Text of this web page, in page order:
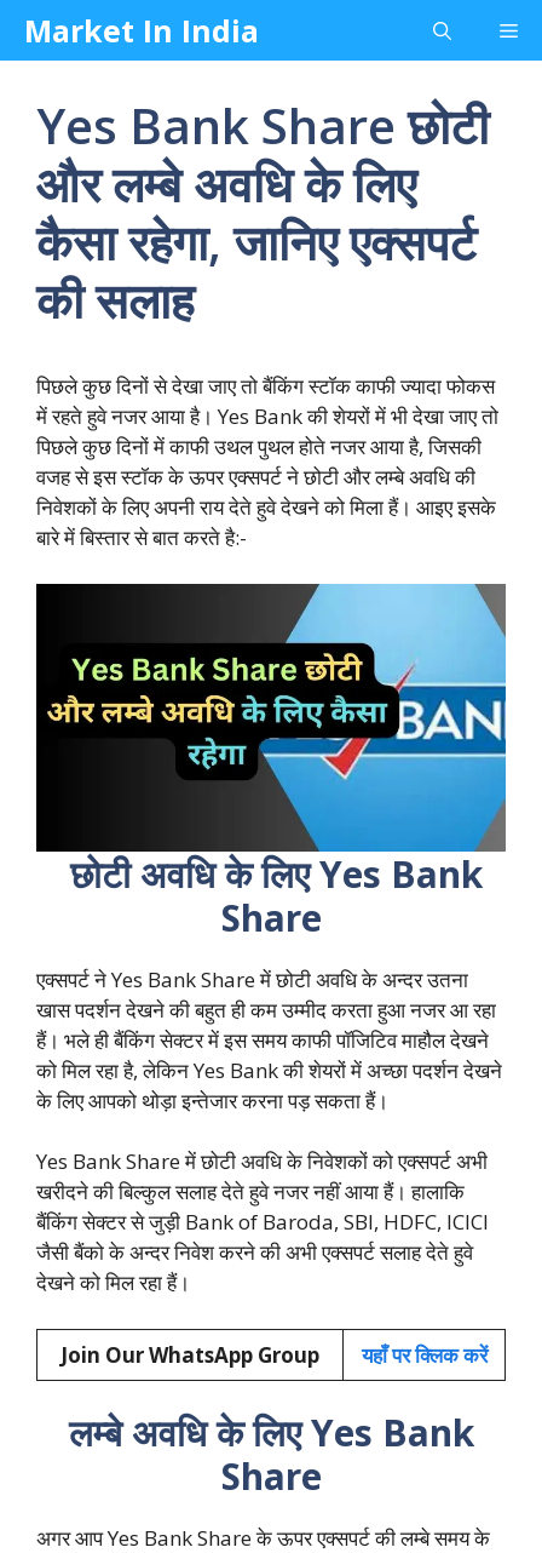
SkipMarket In India
Yes Bank Share छोटी
और लम्बे अवधि के लिए
कैसा रहेगा, जानिए एक्सपर्ट
की सलाह
पिछले कुछ दिनों से देखा जाए तो बैंकिंग स्टॉक काफी ज्यादा फोकस
में रहते हुवे नजर आया है। Yes Bank की शेयरों में भी देखा जाए तो
पिछले कुछ दिनों में काफी उथल पुथल होते नजर आया है, जिसकी
वजह से इस स्टॉक के ऊपर एक्सपर्ट ने छोटी और लम्बे अवधि की
निवेशकों के लिए अपनी राय देते हुवे देखने को मिला हैं। आइए इसके
बारे में बिस्तार से बात करते है:-
छोटी अवधि के लिए Yes Bank
Share
एक्सपर्ट ने Yes Bank Share में छोटी अवधि के अन्दर उतना
खास पदर्शन देखने की बहुत ही कम उम्मीद करता हुआ नजर आ रहा
हैं। भले ही बैंकिंग सेक्टर में इस समय काफी पॉजिटिव माहौल देखने
को मिल रहा है, लेकिन Yes Bank की शेयरों में अच्छा पदर्शन देखने
के लिए आपको थोड़ा इन्तेजार करना पड़ सकता हैं।
Yes Bank Share में छोटी अवधि के निवेशकों को एक्सपर्ट अभी
खरीदने की बिल्कुल सलाह देते हुवे नजर नहीं आया हैं। हालाकि
बैंकिंग सेक्टर से जुड़ी Bank of Baroda, SBI, HDFC, ICICI
जैसी बैंको के अन्दर निवेश करने की अभी एक्सपर्ट सलाह देते हुवे
देखने को मिल रहा हैं।
Join Our WhatsApp Group यहाँ पर क्लिक करें
लम्बे अवधि के लिए Yes Bank
Share
अगर आप Yes Bank Share के ऊपर एक्सपर्ट की लम्बे समय के